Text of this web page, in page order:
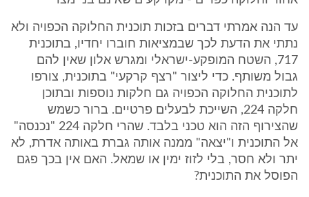
עד הנה אמרתי דברים בזכות תוכנית החלוקה הכפויה ולא
נתתי את הדעת לכך שבמציאות חוברו יחדיו, בתוכנית
717, השטח המופקע-ישראלי ומגרש אלון שאין להם
גבול משותף. כדי ליצור "רצף קרקעי" בתוכנית, צורפו
לתוכנית החלוקה הכפויה גם חלקות נוספות ובתוכן
חלקה 224, השייכת לבעלים פרטיים. ברור כשמש
שהצירוף הזה הוא טכני בלבד. שהרי חלקה 224 "נכנסה"
אל התוכנית ו"יצאה" ממנה אותה גברת באותה אדרת, לא
יתר ולא חסר, בלי לזוז ימין או שמאל. האם אין בכך פגם
הפוסל את התוכנית?